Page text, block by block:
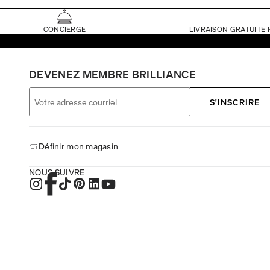
CONCIERGE LIVRAISON GRATUITE
DEVENEZ MEMBRE BRILLIANCE
S'INSCRIRE
Définir mon magasin
NOUS SUIVRE